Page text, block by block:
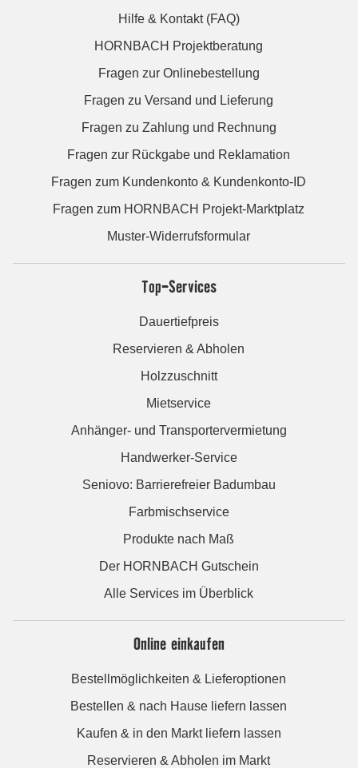
Hilfe & Kontakt (FAQ)
HORNBACH Projektberatung
Fragen zur Onlinebestellung
Fragen zu Versand und Lieferung
Fragen zu Zahlung und Rechnung
Fragen zur Rückgabe und Reklamation
Fragen zum Kundenkonto & Kundenkonto-ID
Fragen zum HORNBACH Projekt-Marktplatz
Muster-Widerrufsformular
Top-Services
Dauertiefpreis
Reservieren & Abholen
Holzzuschnitt
Mietservice
Anhänger- und Transportervermietung
Handwerker-Service
Seniovo: Barrierefreier Badumbau
Farbmischservice
Produkte nach Maß
Der HORNBACH Gutschein
Alle Services im Überblick
Online einkaufen
Bestellmöglichkeiten & Lieferoptionen
Bestellen & nach Hause liefern lassen
Kaufen & in den Markt liefern lassen
Reservieren & Abholen im Markt